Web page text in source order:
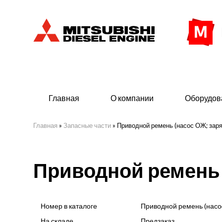
Главная О компании
- Индустриального исполнения
- ДГУ
-
(380
Главная » Запасные части » Приводной ремень (насос ОЖ;
Приводной ремень
Номер в каталоге
Приводной ремень